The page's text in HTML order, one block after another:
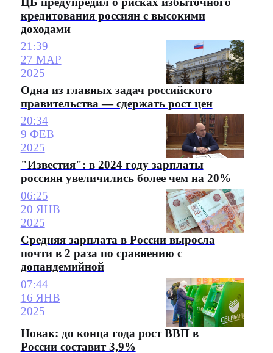
кредитования россиян с высокими
доходами
21:39
27 МАР
2025
Одна из главных задач российского
правительства — сдержать рост цен
20:34
9 ФЕВ
2025
"Известия": в 2024 году зарплаты
россиян увеличились более чем на 20%
06:25
20 ЯНВ
2025
Средняя зарплата в России выросла
почти в 2 раза по сравнению с
допандемийной
07:44
16 ЯНВ
2025
Новак: до конца года рост ВВП в
России составит 3,9%